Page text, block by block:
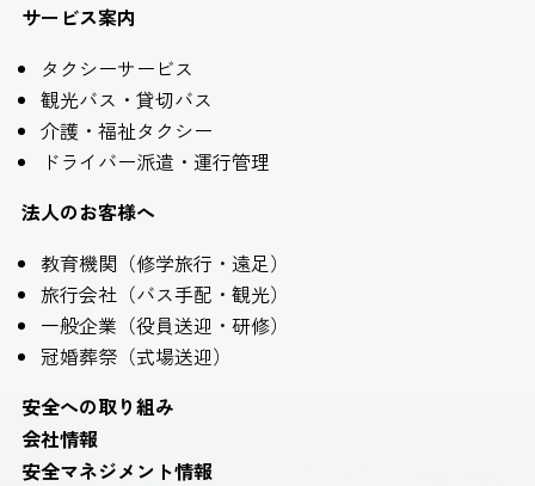
サービス案内
タクシーサービス
観光バス・貸切バス
介護・福祉タクシー
ドライバー派遣・運行管理
法人のお客様へ
教育機関（修学旅行・遠足）
旅行会社（バス手配・観光）
一般企業（役員送迎・研修）
冠婚葬祭（式場送迎）
安全への取り組み
会社情報
安全マネジメント情報